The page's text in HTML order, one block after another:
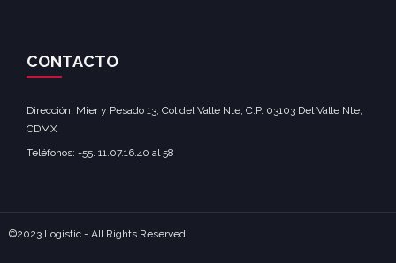
CONTACTO
Dirección: Mier y Pesado 13, Col del Valle Nte, C.P. 03103 Del Valle Nte,
CDMX‎
Teléfonos: +55. 11.07.16.40 al 58‎
©2023 Logistic - All Rights Reserved